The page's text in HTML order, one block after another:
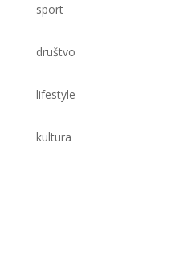
sport
društvo
lifestyle
kultura